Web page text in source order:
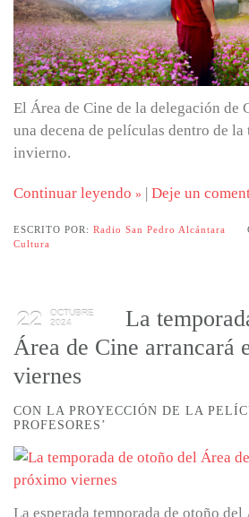
El Área de Cine de la delegación de
una decena de películas dentro de la
invierno.
Continuar leyendo | Deje un
ESCRITO POR: Radio San Pedro Alcántara
Cultura
22
OCTUBRE
2024
La
Área de Cine arrancará
viernes
CON LA PROYECCIÓN DE LA
PROFESORES’
La esperada temporada de otoño del